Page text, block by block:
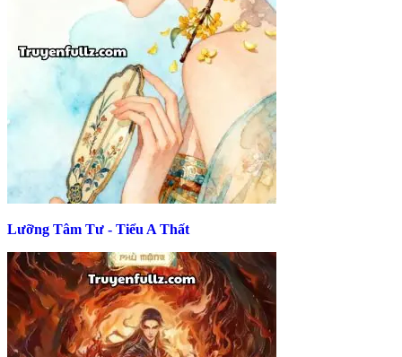
Lưỡng Tâm Tư - Tiểu A Thất